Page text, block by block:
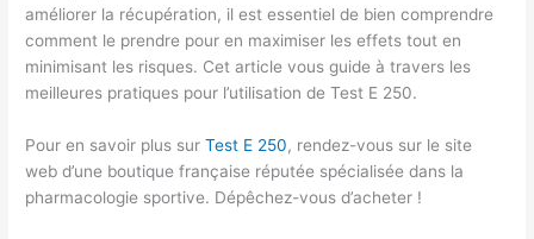
améliorer la récupération, il est essentiel de bien comprendre
comment le prendre pour en maximiser les effets tout en
minimisant les risques. Cet article vous guide à travers les
meilleures pratiques pour l’utilisation de Test E 250.
Pour en savoir plus surTest E 250, rendez-vous sur le site
web d’une boutique française réputée spécialisée dans la
pharmacologie sportive. Dépêchez-vous d’acheter !